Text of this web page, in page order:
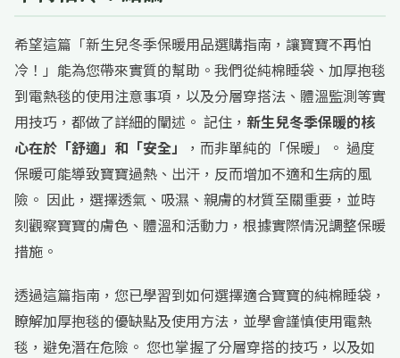
希望這篇「新生兒冬季保暖用品選購指南，讓寶寶不再怕
冷！」能為您帶來實質的幫助。我們從純棉睡袋、加厚抱毯
到電熱毯的使用注意事項，以及分層穿搭法、體溫監測等實
用技巧，都做了詳細的闡述。 記住， 新生兒冬季保暖的核
心在於「舒適」和「安全」
，而非單純的「保暖」。 過度
保暖可能導致寶寶過熱、出汗，反而增加不適和生病的風
險。 因此，選擇透氣、吸濕、親膚的材質至關重要，並時
刻觀察寶寶的膚色、體溫和活動力，根據實際情況調整保暖
措施。
透過這篇指南，您已學習到如何選擇適合寶寶的純棉睡袋，
瞭解加厚抱毯的優缺點及使用方法，並學會謹慎使用電熱
毯，避免潛在危險。 您也掌握了分層穿搭的技巧，以及如